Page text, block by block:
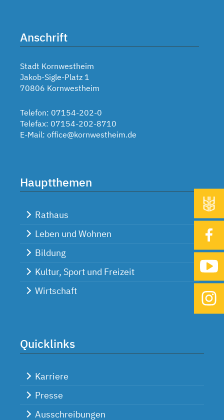
Anschrift
Stadt Kornwestheim
Jakob-Sigle-Platz 1
70806 Kornwestheim
Telefon: 07154-202-0
Telefax: 07154-202-8710
E-Mail: office@kornwestheim.de
Hauptthemen
Rathaus
Leben und Wohnen
Bildung
Kultur, Sport und Freizeit
Wirtschaft
Quicklinks
Karriere
Presse
Ausschreibungen